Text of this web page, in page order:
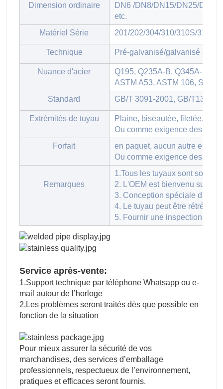
Dimension ordinaire
DN6 /DN8/DN15/DN25/
etc.
Matériel Série
201/202/304/310/310S/316/
Technique Pré-galvanisé/galvanisé à
Nuance d'acier
Q195, Q235A-B, Q345A-E,
ASTM A53, ASTM 106,
Standard
GB/T 3091-2001, GB/
Extrémités de tuyau
Plaine, biseautée, filetée,
Ou comme exigence des
Forfait
en paquet, aucun autre
Ou comme exigence des
Remarques
1.Tous les tuyaux sont
2. L'OEM est bienvenu sur la
3. Conception spéciale
4. Le tuyau peut être rétréci et
5. Fournir une inspection BV
Service après-vente:
1.Support technique par téléphone Whatsapp ou e-
mail autour de l’horloge
2.Les problèmes seront traités dès que possible en
fonction de la situation
Pour mieux assurer la sécurité de vos
marchandises, des services d’emballage
professionnels, respectueux de l’environnement,
pratiques et efficaces seront fournis.